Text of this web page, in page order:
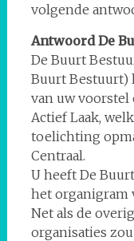
volgende
Antwoord De
De Buurt
Buurt Bestuurt)
van uw
Actief Laak,
toelichting
Centraal.
U heeft De
het organigram
Net als de
organisaties